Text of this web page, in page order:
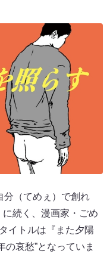
分（てめぇ）で創れ
続く、漫画家・ごめ
イトルは『また夕陽
の哀愁”となっていま